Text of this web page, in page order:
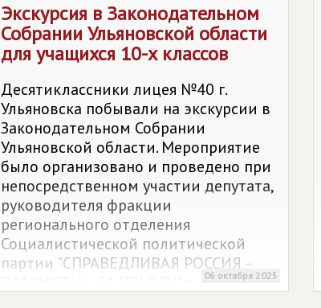
Экскурсия в Законодательном
Собрании Ульяновской области
для учащихся 10-х классов
Десятиклассники лицея №40 г.
Ульяновска побывали на экскурсии в
Законодательном Собрании
Ульяновской области. Мероприятие
было организовано и проведено при
непосредственном участии депутата,
руководителя фракции
регионального отделения
Социалистической политической
партии "СПРАВЕДЛИВАЯ РОССИЯ –
06 октября 2025